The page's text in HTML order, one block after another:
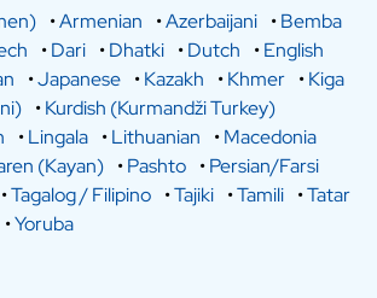
•Armenian •Azerbaijani •Bemba
•Dari •Dhatki •Dutch •English
•Japanese •Kazakh •Khmer •Kiga
•Kurdish (Kurmandži Turkey)
•Lingala •Lithuanian •Macedonia
(Kayan) •Pashto •Persian/Farsi
•Tagalog / Filipino •Tajiki •Tamili •Tatar
•Yoruba